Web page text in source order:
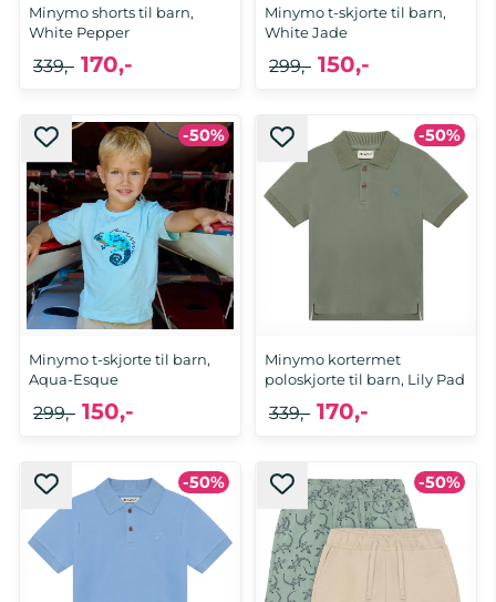
Minymo shorts til barn,
White Pepper
170,-
339,-
Minymo t-skjorte til barn,
White Jade
150,-
299,-
-50%
Minymo t-skjorte til barn,
Aqua-Esque
150,-
299,-
-50%
Minymo kortermet
poloskjorte til barn, Lily Pad
170,-
339,-
-50% -50%